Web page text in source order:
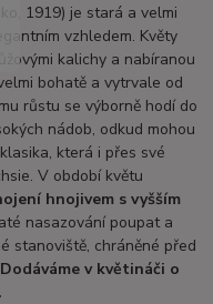
1919) je stará a velmi
vzhledem. Květy
kalichy a nabíranou
bohatě a vytrvale od
růstu se výborně hodí do
nádob, odkud mohou
která i přes své
V období květu
hnojivem s vyšším
nasazování poupat a
stanoviště, chráněné před
Dodáváme v květináči o